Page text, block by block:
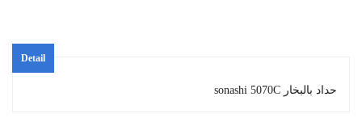
Detail
حداد بالبخار sonashi 5070C